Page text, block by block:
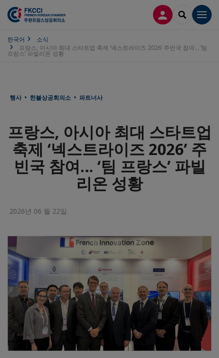
접속 SEARCH
한국어
소식
프랑스, 아시아 최대 스타트업 축제 ‘넥스트라이즈 2026’ 주빈국 참여… ‘팀
프랑스’ 파빌리온 성황
행사 • 한불상공회의소 • 파트너사
프랑스, 아시아 최대 스타트업
축제 ‘넥스트라이즈 2026’ 주
빈국 참여… ‘팀 프랑스’ 파빌
리온 성황
2026년 06 월 22일